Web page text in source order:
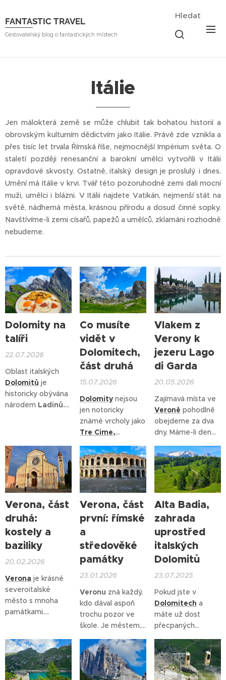
FANTASTIC TRAVEL
Cestovatelský blog o fantastických místech
Hledat
Itálie
Jen málokterá země se může chlubit tak bohatou historií a
obrovským kulturním dědictvím jako Itálie. Právě zde vznikla a
přes tisíc let trvala Římská říše, nejmocnější Impérium světa. O
staletí později renesanční a barokní umělci vytvořili v Itálii
opravdové skvosty. Ostatně, italský design je proslulý i dnes.
Umění má Itálie v krvi. Tvář této pozoruhodné zemi dali mocní
muži, umělci i blázni. V Itálii najdete Vatikán, nejmenší stát na
světě, nádherná města, krásnou přírodu a dosud činné sopky.
Navštívíme-li zemi císařů, papežů a umělců, zklamáni rozhodně
nebudeme.
Dolomity na
talíři
22.07.2026
Oblast italských
Dolomitů je
historicky obývána
národem Ladinů.
Dolomitech
žijí
téměř dva tisíce
let. Jsou hrdým
národem, který má
nejen svoji vlastní
kulturu a jazyk
(ladinštinu),
také kuchyni.
Ladinská jídla
jsou velmi
podobná tyrolským
Rakouska.
Co musíte
vidět v
Dolomitech,
část druhá
15.07.2026
Dolomitynejsou
jen notoricky
známé vrcholy jako
Tre Cime,
Seceda.Skrývá se
v nich mnoho
dalších nádherných
míst, která určitě
stojí za návštěvu.
Pojďme se spolu
podívat na další
zajímavá místa
italských Dolomitů.
Vlakem z
Verony k
jezeru Lago
di Garda
20.05.2026
Zajímavá místa ve
Veroně pohodlně
obejdeme za dva
dny. Máme-li den
za to vyrazit na
výlet k
nedalekému jezeru
Lago di Garda.
Verona, část
druhá:
kostely a
baziliky
20.02.2026
Verona je krásné
severoitalské
město s mnoha
památkami.
do antických dob.
Nejedná se jen o
proslulouArénu,
Verona, část
první: římské
a
středověké
památky
23.01.2026
Veronu zná každý,
kdo dával aspoň
trochu pozor ve
škole. Je městem,
slavné
Shakespearovo
dramaRomeo a
Alta Badia,
zahrada
uprostřed
italských
Dolomitů
23.07.2025
Pokud jste v
Dolomitech a
máte už dost
přecpaných
pak přišel ten
pravý čas na
návštěvu náhorní